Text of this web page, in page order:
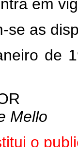
em
se as
de
Mello
o